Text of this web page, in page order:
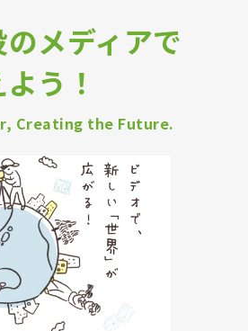
メディアで
う！
Creating the Future.